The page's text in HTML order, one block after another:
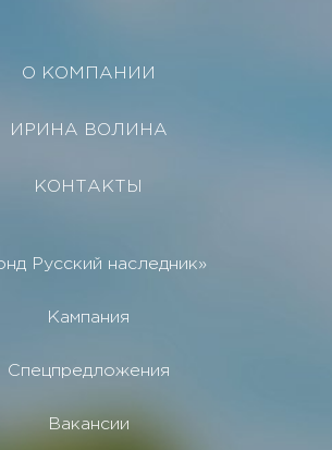
О КОМПАНИИ
ИРИНА ВОЛИНА
КОНТАКТЫ
Русский наследник»
Кампания
Спецпредложения
Вакансии